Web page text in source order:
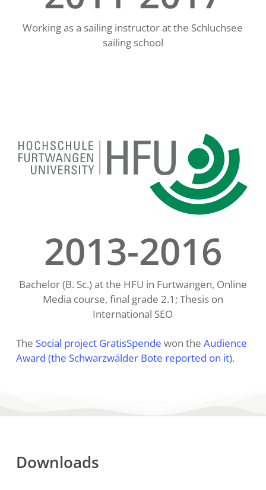
Working as a sailing instructor at the Schluchsee
sailing school
2013-2016
Bachelor (B. Sc.) at the HFU in Furtwangen, Online
Media course, final grade 2.1; Thesis on
International SEO
The Social project GratisSpende won the Audience
Award (the Schwarzwälder Bote reported on it).
Downloads